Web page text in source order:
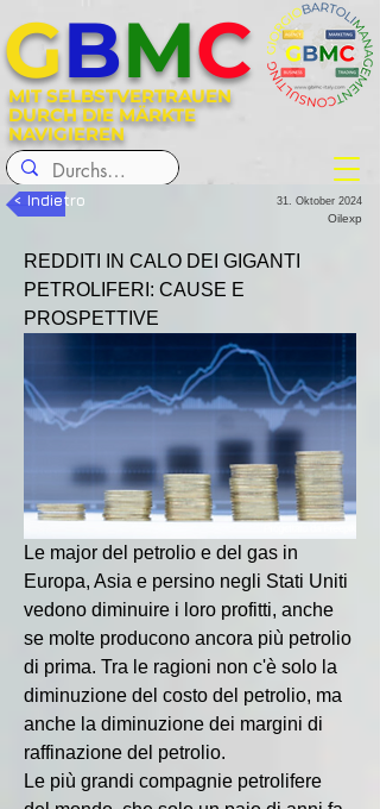
MIT SELBSTVERTRAUEN
DURCH DIE MÄRKTE
NAVIGIEREN
GBMC
< Indietro 31. Oktober 2024
Oilexp
REDDITI IN CALO DEI GIGANTI
PETROLIFERI: CAUSE E
PROSPETTIVE
Le major del petrolio e del gas in
Europa, Asia e persino negli Stati Uniti
vedono diminuire i loro profitti, anche
se molte producono ancora più petrolio
di prima. Tra le ragioni non c'è solo la
diminuzione del costo del petrolio, ma
anche la diminuzione dei margini di
raffinazione del petrolio.
Le più grandi compagnie petrolifere